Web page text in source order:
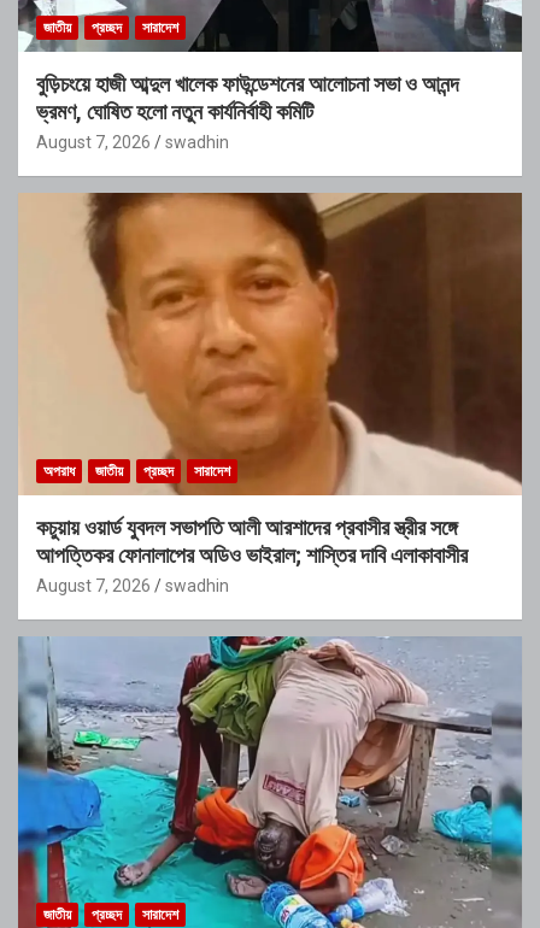
জাতীয় প্রচ্ছদ সারাদেশ
বুড়িচংয়ে হাজী আব্দুল খালেক ফাউন্ডেশনের আলোচনা সভা ও আনন্দ
ভ্রমণ, ঘোষিত হলো নতুন কার্যনির্বাহী কমিটি
August 7, 2026 swadhin
অপরাধ জাতীয় প্রচ্ছদ সারাদেশ
কচুয়ায় ওয়ার্ড যুবদল সভাপতি আলী আরশাদের প্রবাসীর স্ত্রীর সঙ্গে
আপত্তিকর ফোনালাপের অডিও ভাইরাল; শাস্তির দাবি এলাকাবাসীর
August 7, 2026 swadhin
জাতীয় প্রচ্ছদ সারাদেশ